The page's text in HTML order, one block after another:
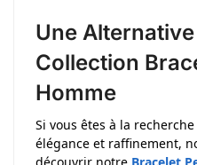
Une
Collection
Homme
Si vous êtes à la
élégance et raffinement,